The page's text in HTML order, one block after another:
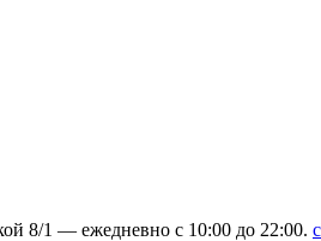
8/1 — ежедневно с 10:00 до 22:00.